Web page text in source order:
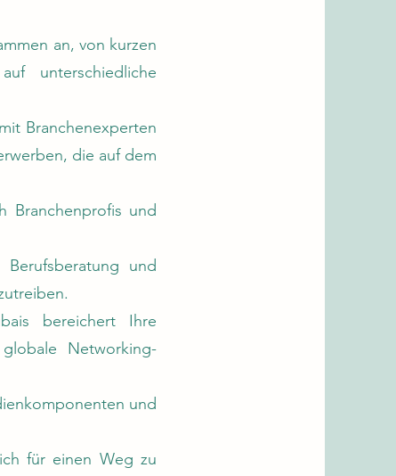
an, von kurzen
unterschiedliche
Branchenexperten
die auf dem
Branchenprofis und
und
bereichert Ihre
Networking-
und
für einen Weg zu